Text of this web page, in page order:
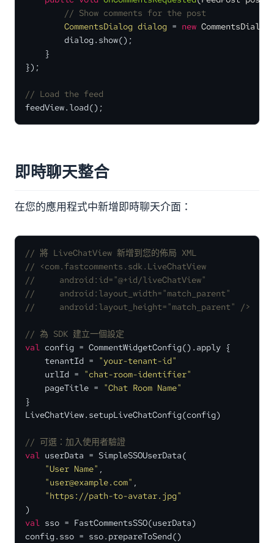
// Show comments for the post
CommentsDialog dialog = new CommentsDialog
        dialog.show();
    }
});
// Load the feed
feedView.load();
即時聊天整合
在您的應用程式中新增即時聊天介面：
// 將 LiveChatView 新增到您的佈局 XML
// <com.fastcomments.sdk.LiveChatView
//     android:id="@+id/liveChatView"
//     android:layout_width="match_parent"
//     android:layout_height="match_parent" />
// 為 SDK 建立一個設定
val config = CommentWidgetConfig().apply {
    tenantId =
"your-tenant-id"
    urlId =
"chat-room-identifier"
    pageTitle =
"Chat Room Name"
}
LiveChatView.setupLiveChatConfig(config)
// 可選：加入使用者驗證
val userData = SimpleSSOUserData(
"User Name" ,
"user@example.com" ,
"https://path-to-avatar.jpg"
val sso = FastCommentsSSO(userData)
config.sso = sso.prepareToSend()